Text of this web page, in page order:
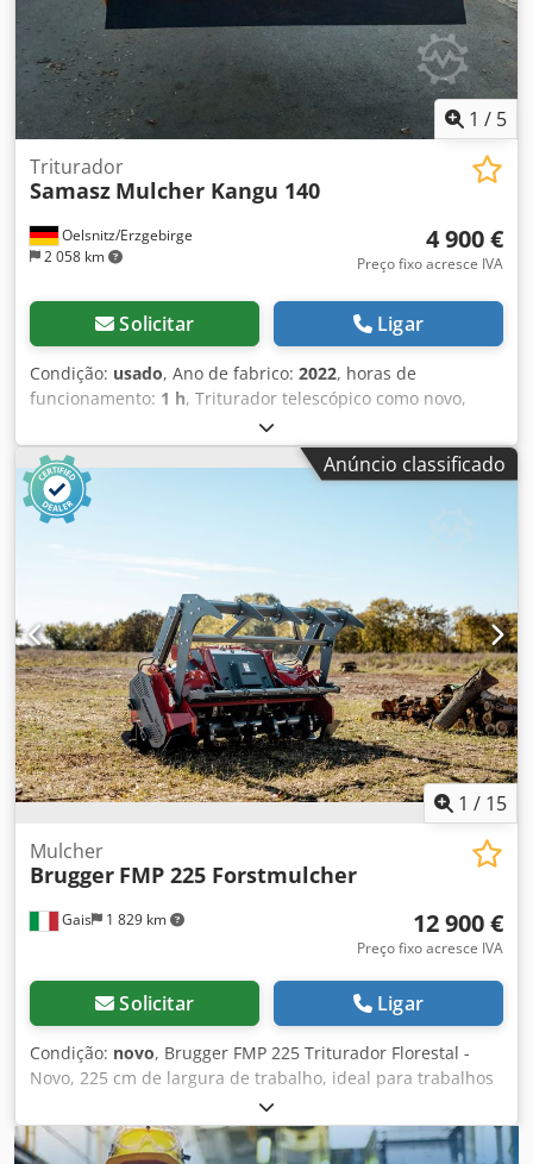
intermediária e erros estão expressamente reservados! A
lista de equipamentos não faz parte do contrato e deve ser
verificada detalhadamente por cada interessado no local
antes da compra. Reclamações posteriores não serão
aceitas.
1 / 5
Oelsnitz/Erzgebirge
2 058 km
Triturador
Samasz Mulcher Kangu 140
4 900 €
Preço fixo acresce IVA
Solicitar Ligar
Condição: usado, Ano de fabrico: 2022, horas de
funcionamento: 1 h, Triturador telescópico como novo,
ajustável hidraulicamente para cima e para baixo, largura
de trabalho de 1,40 m. Csdpfex Ia Taex Ag Ssrf
Anúncio classificado
1 / 15
Gais 1 829 km
Mulcher
Brugger FMP 225 Forstmulcher
12 900 €
Preço fixo acresce IVA
Solicitar Ligar
Condição: novo, Brugger FMP 225 Triturador Florestal -
Novo, 225 cm de largura de trabalho, ideal para trabalhos
pesados de trituração! O Brugger FMP 225 é um triturador
florestal robusto, projetado para uso na agricultura,
silvicultura e terrenos não cultivados. Equipado com